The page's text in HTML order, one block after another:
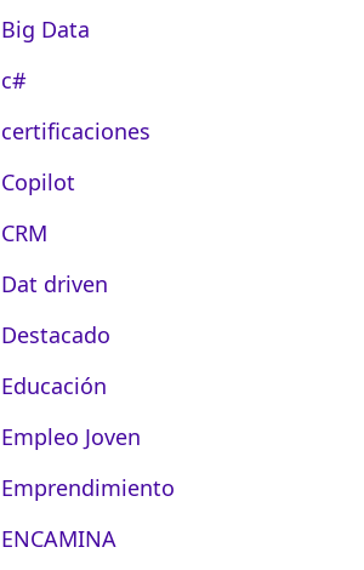
Big Data
c#
certificaciones
Copilot
CRM
Dat driven
Destacado
Educación
Empleo Joven
Emprendimiento
ENCAMINA